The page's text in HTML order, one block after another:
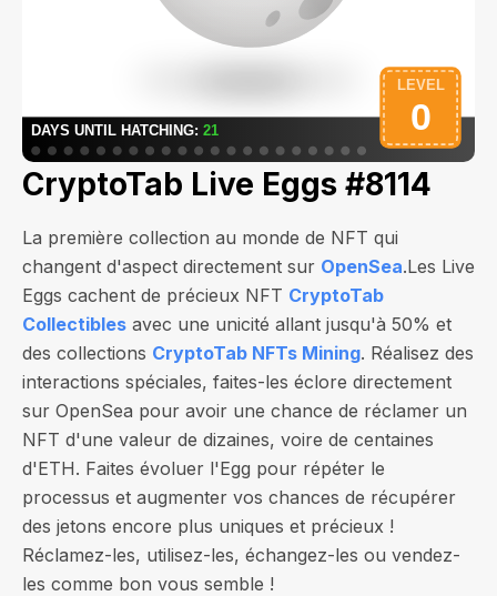
CryptoTab Live Eggs #8114
La première collection au monde de NFT qui
changent d'aspect directement sur OpenSea.Les Live
Eggs cachent de précieux NFT CryptoTab
Collectibles avec une unicité allant jusqu'à 50% et
des collections CryptoTab NFTs Mining. Réalisez des
interactions spéciales, faites-les éclore directement
sur OpenSea pour avoir une chance de réclamer un
NFT d'une valeur de dizaines, voire de centaines
d'ETH. Faites évoluer l'Egg pour répéter le
processus et augmenter vos chances de récupérer
des jetons encore plus uniques et précieux !
Réclamez-les, utilisez-les, échangez-les ou vendez-
les comme bon vous semble !